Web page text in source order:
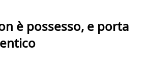
è possesso, e porta